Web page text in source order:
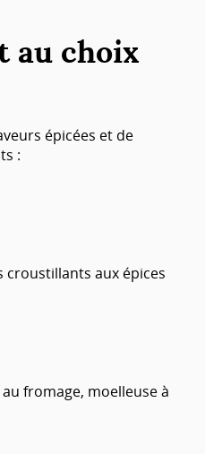
au choix
épicées et de
:
croustillants aux épices
fromage, moelleuse à